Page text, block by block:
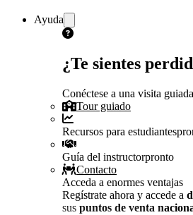
Ayuda
¿Te sientes
Conéctese a una visita
Tour guiado
Recursos para estudiantes
Guía del instructorpronto
Contacto
Acceda a enormes ventajas
Regístrate ahora y accede a
sus puntos de venta